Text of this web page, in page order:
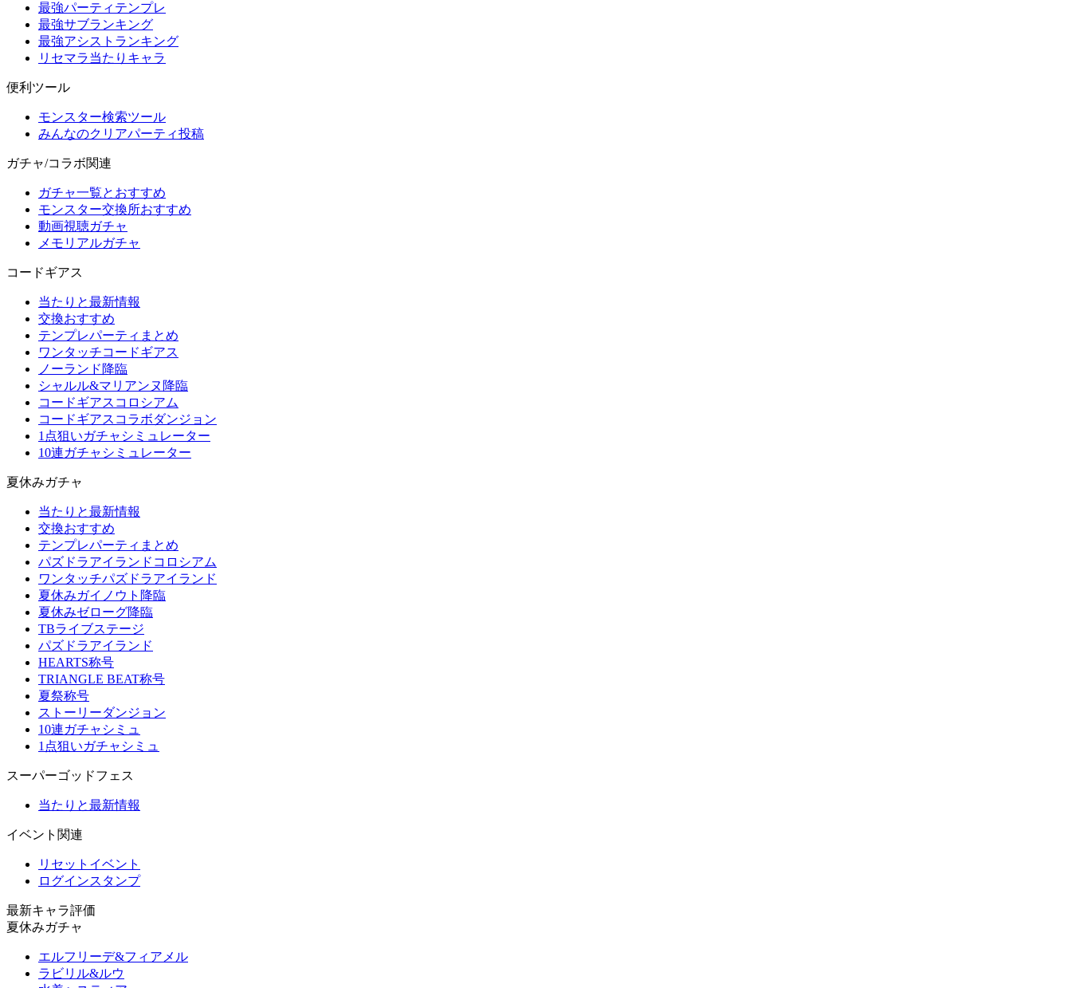
最強パーティテンプレ
最強サブランキング
最強アシストランキング
リセマラ当たりキャラ
便利ツール
モンスター検索ツール
みんなのクリアパーティ投稿
ガチャ/コラボ関連
ガチャ一覧とおすすめ
モンスター交換所おすすめ
動画視聴ガチャ
メモリアルガチャ
コードギアス
当たりと最新情報
交換おすすめ
テンプレパーティまとめ
ワンタッチコードギアス
ノーランド降臨
シャルル&マリアンヌ降臨
コードギアスコロシアム
コードギアスコラボダンジョン
1点狙いガチャシミュレーター
10連ガチャシミュレーター
夏休みガチャ
当たりと最新情報
交換おすすめ
テンプレパーティまとめ
パズドラアイランドコロシアム
ワンタッチパズドラアイランド
夏休みガイノウト降臨
夏休みゼローグ降臨
TBライブステージ
パズドラアイランド
HEARTS称号
TRIANGLE BEAT称号
夏祭称号
ストーリーダンジョン
10連ガチャシミュ
1点狙いガチャシミュ
スーパーゴッドフェス
当たりと最新情報
イベント関連
リセットイベント
ログインスタンプ
最新キャラ評価
夏休みガチャ
エルフリーデ&フィアメル
ラビリル&ルウ